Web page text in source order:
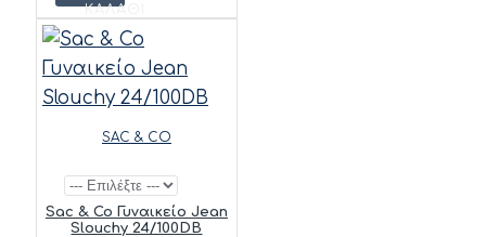
ΚΑΛΆΘΙ
SAC & CO
Sac & Co Γυναικείο Jean
Slouchy 24/100DB